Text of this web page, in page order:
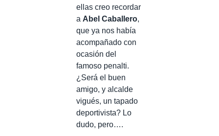
ellas creo recordar
a Abel Caballero,
que ya nos había
acompañado con
ocasión del
famoso penalti.
¿Será el buen
amigo, y alcalde
vigués, un tapado
deportivista? Lo
dudo, pero….